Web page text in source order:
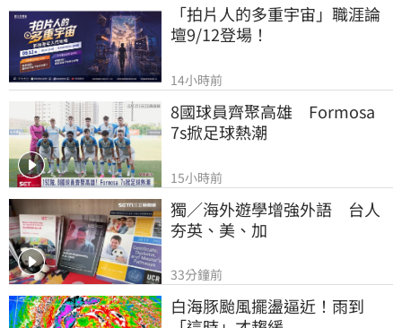
「拍片人的多重宇宙」職涯論
壇9/12登場！
14小時前
8國球員齊聚高雄　Formosa
7s掀足球熱潮
15小時前
獨／海外遊學增強外語　台人
夯英、美、加
33分鐘前
白海豚颱風擺盪逼近！雨到